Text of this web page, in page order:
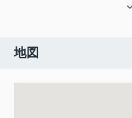
地図